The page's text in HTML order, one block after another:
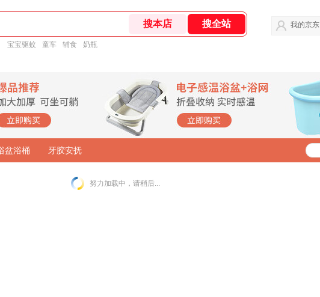
宝宝驱蚊 童车 辅食 奶瓶
我的京东
盆浴桶 牙胶安抚
努力加载中，请稍后...